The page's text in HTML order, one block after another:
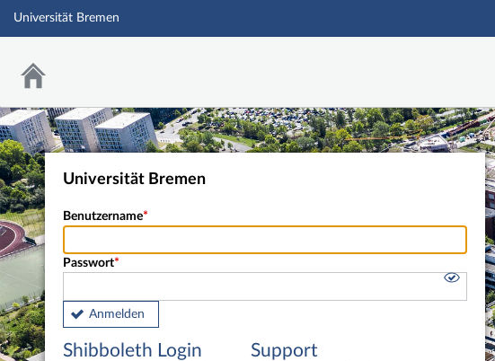
Universität Bremen
Universität Bremen
Benutzername
Passwort
Anmelden
Shibboleth Login Support